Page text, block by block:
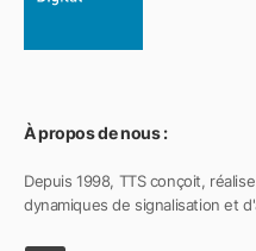
À propos de nous :
Depuis 1998, TTS conçoit,
dynamiques de signalisation et